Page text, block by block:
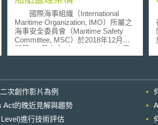
國際海事組織（International
Maritime Organization, IMO）所屬之
海事安全委員會（Maritime Safety
Committee, MSC）於2018年12月召
開第100屆大會（MSC 100），本屆
會議批准海上自駕船舶監管架構，要
Surface Ships, MASS）及是否妨礙其
運作與航行；或 是否適用於海事海上
自駕船舶且不妨礙其運作；或 是否適
用於海事海上自駕船舶且不妨礙其運
次創作影片為例
Act的晚近見解與趨勢
進行技術評估